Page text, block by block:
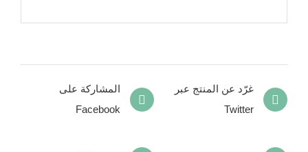
المشاركة على
Facebook
غرّد عن المنتج عبر
Twitter